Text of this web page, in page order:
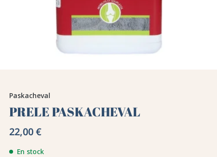
Paskacheval
PRELE PASKACHEVAL
22,00 €
En stock